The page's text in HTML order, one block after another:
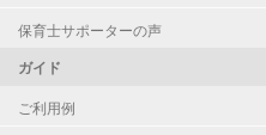
保育士サポーターの声
ガイド
ご利用例